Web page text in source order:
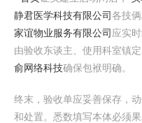
静君医学科技有限公司 各技
家谊物业服务有限公司 应实
由验收东谈主、使用科室镇
俞网络科技确保包袱明确。
终末，验收单应妥善保存，
和处置。悉数填写本体必须